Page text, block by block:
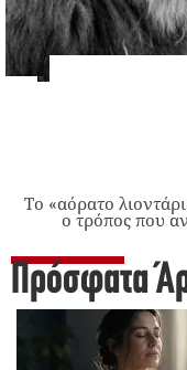
Το «αόρατο
ο τρόπος που
Πρόσφατα